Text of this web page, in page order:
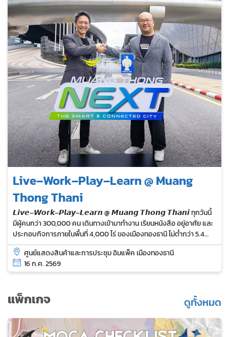
Live–Work–Play–Learn @ Muang
Thong Thani
𝙇𝙞𝙫𝙚–𝙒𝙤𝙧𝙠–𝙋𝙡𝙖𝙮–𝙇𝙚𝙖𝙧𝙣 @ 𝙈𝙪𝙖𝙣𝙜 𝙏𝙝𝙤𝙣𝙜 𝙏𝙝𝙖𝙣𝙞 ทุกวันนี้
มีผู้คนกว่า 300,000 คน เดินทางเข้ามาทำงาน เรียนหนังสือ อยู่อาศัย และ
ประกอบกิจการภายในพื้นที่ 4,000 ไร่ ของเมืองทองธานี ไม่ต่ำกว่า 5.4
ล้านคนต่อปี...
ศูนย์แสดงสินค้าและการประชุม อิมแพ็ค เมืองทองธานี
16 ก.ค. 2569
แพ็กเกจ ดูทั้งหมด